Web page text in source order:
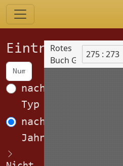
Einträge
nach
Typ
nach
Jahren
Rotes
Buch Görlitz
275 : 273